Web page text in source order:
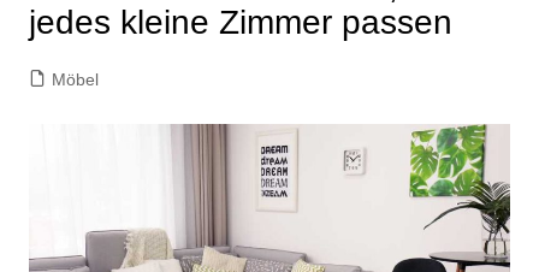
jedes kleine Zimmer passen
Möbel